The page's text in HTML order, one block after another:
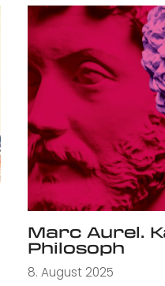
Marc Aurel.
Philosoph
8. August 2025